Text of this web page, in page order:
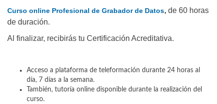
Curso online Profesional de Grabador de Datos, de 60 horas
de duración.
Al finalizar, recibirás tu Certificación Acreditativa.
Acceso a plataforma de teleformación durante 24 horas al
día, 7 días a la semana.
También, tutoría online disponible durante la realización del
curso.